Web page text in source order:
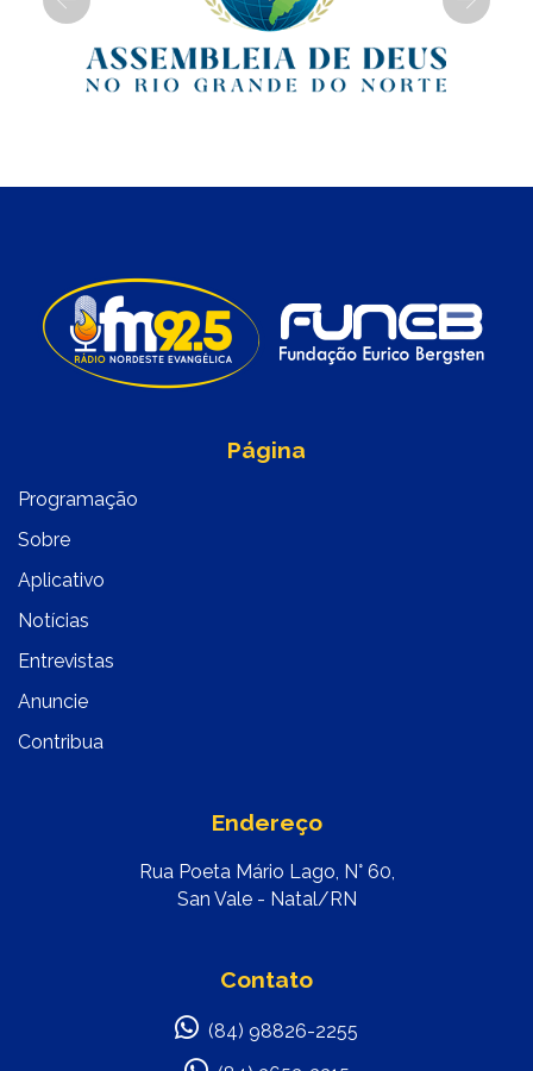
Previous Next
Página
Programação
Sobre
Aplicativo
Notícias
Entrevistas
Anuncie
Contribua
Endereço
Rua Poeta Mário Lago, N° 60,
San Vale - Natal/RN
Contato
(84) 98826-2255